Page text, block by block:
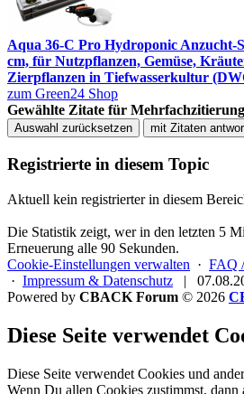
Aqua 36-C Pro Hydroponic Anzucht-
cm, für Nutzpflanzen, Gemüse,
Zierpflanzen in Tiefwasserkultur
zum Green24 Shop
Gewählte Zitate für
Auswahl zurücksetzen mit Zitaten
Registrierte in diesem Topic
Aktuell kein registrierter in diesem
Die Statistik zeigt, wer in den letzten 5
Erneuerung alle 90 Sekunden.
Cookie-Einstellungen verwalten · FAQ
· Impressum & Datenschutz |
Powered by CBACK Forum © 2026
Diese Seite verwendet
Diese Seite verwendet Cookies und
Wenn Du allen Cookies zustimmst, dann